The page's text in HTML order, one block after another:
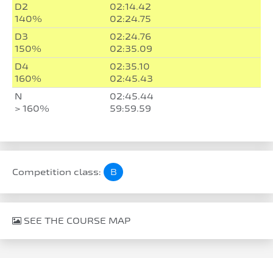
D2
140%
02:14.42
02:24.75
D3
150%
02:24.76
02:35.09
D4
160%
02:35.10
02:45.43
N
> 160%
02:45.44
59:59.59
Competition class: B
SEE THE COURSE MAP